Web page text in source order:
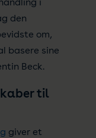
den
om,
basere sine
Beck.
til
giver et